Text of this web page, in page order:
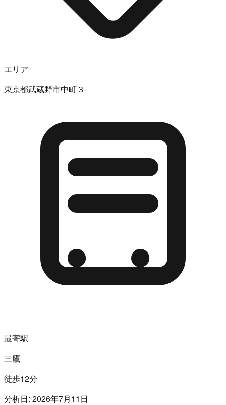
エリア
東京都武蔵野市中町３
最寄駅
三鷹
徒歩12分
分析日: 2026年7月11日